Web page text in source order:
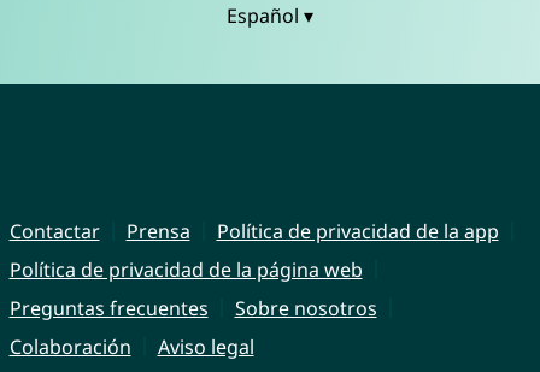
Español ▾
Contactar Prensa
Política de privacidad de la app
Política de privacidad de la página web
Preguntas frecuentes
Sobre nosotros
Colaboración
Aviso legal